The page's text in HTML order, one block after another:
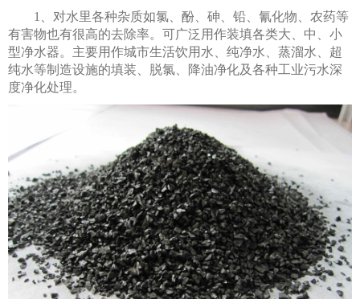
1、对水里各种杂质如氯、酚、砷、铅、氰化物、农药等
有害物也有很高的去除率。可广泛用作装填各类大、中、小
型净水器。主要用作城市生活饮用水、纯净水、蒸溜水、超
纯水等制造设施的填装、脱氯、降油净化及各种工业污水深
度净化处理。